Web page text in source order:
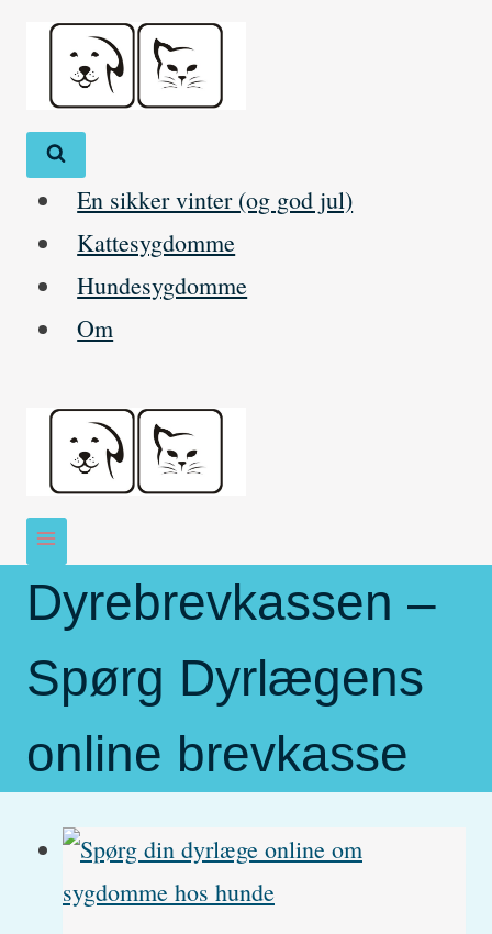
content
En sikker vinter (og god jul)
Kattesygdomme
Hundesygdomme
Om
Dyrebrevkassen –
Spørg Dyrlægens
online brevkasse